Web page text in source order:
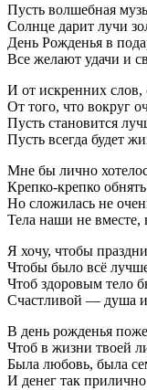
Пусть волшебная
Солнце дарит лучи
День Рожденья в
Все желают удачи и
И от искренних
От того, что вокруг
Пусть становится
Пусть всегда будет
Мне бы лично
Крепко-крепко
Но сложилась не
Тела наши не вместе,
Я хочу, чтобы
Чтобы было всё
Чтоб здоровым тело
Счастливой — душа
В день рожденья
Чтоб в жизни твоей
Была любовь, была
И денег так